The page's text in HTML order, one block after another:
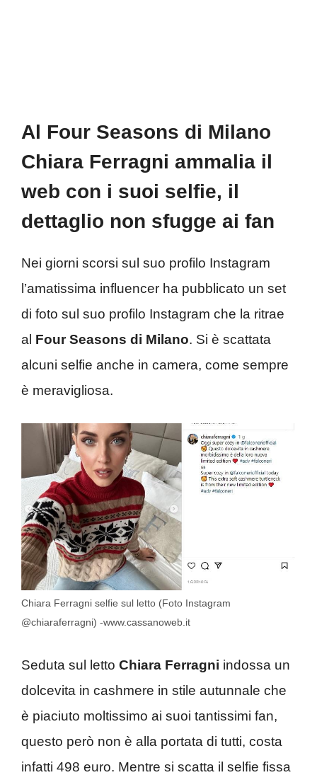
Al Four Seasons di Milano
Chiara Ferragni ammalia il
web con i suoi selfie, il
dettaglio non sfugge ai fan
Nei giorni scorsi sul suo profilo Instagram
l’amatissima influencer ha pubblicato un set
di foto sul suo profilo Instagram che la ritrae
al Four Seasons di Milano. Si è scattata
alcuni selfie anche in camera, come sempre
è meravigliosa.
Chiara Ferragni selfie sul letto (Foto Instagram
@chiaraferragni) -www.cassanoweb.it
Seduta sul letto Chiara Ferragni indossa un
dolcevita in cashmere in stile autunnale che
è piaciuto moltissimo ai suoi tantissimi fan,
questo però non è alla portata di tutti, costa
infatti 498 euro. Mentre si scatta il selfie fissa